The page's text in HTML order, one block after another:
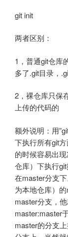
git init
两者区别：
1，普通git仓库
多了.git目录，
2，裸仓库只保
上传的代码的
额外说明：用
下执行所有git
的时候容易出
仓库）下执行
在master分支
为本地仓库）
master分支，
master:master
master的分支